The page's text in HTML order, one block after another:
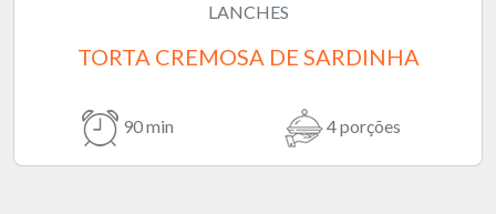
LANCHES
TORTA CREMOSA DE SARDINHA
90 min 4 porções